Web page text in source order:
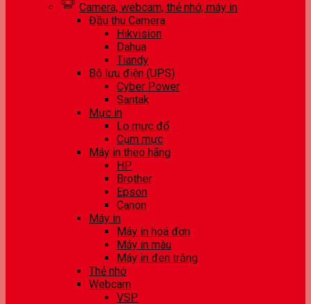
Camera, webcam, thẻ nhớ, máy in
Đầu thu Camera
Hikvision
Dahua
Tiandy
Bộ lưu điện (UPS)
Cyber Power
Santak
Mực in
Lọ mực đổ
Cụm mực
Máy in theo hãng
HP
Brother
Epson
Canon
Máy in
Máy in hoá đơn
Máy in màu
Máy in đen trắng
Thẻ nhớ
Webcam
VSP